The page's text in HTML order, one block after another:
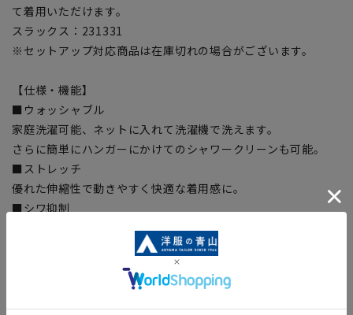
て着用いただけます。
スラックス：231331
※セットアップ対応商品は在庫切れの場合がございます。
【仕様・機能】
■ウォッシャブル
家庭洗濯可能、ネットに入れて洗濯機で洗えます。
さらに簡単にハンガーにかけてのシャワークリーンも可能。
■ストレッチ
優れた伸縮性で動きやすく快適な着用感に。
■シワ抑制
ポリエステルの素材特性でシワになりにくい。
この商品はリサイクル原料を使用し、プラスチック・スマート
に賛同しています。本製品の表素材には再生ポリエステル30%
を使用した生地を使用しています。